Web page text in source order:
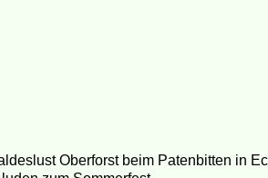
Oberforst beim Patenbitten in